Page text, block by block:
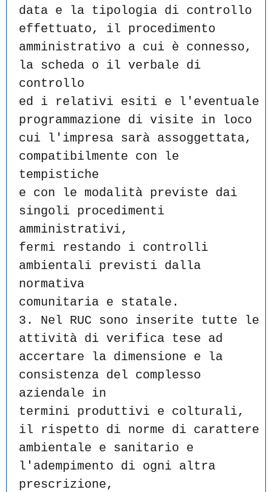
data e la tipologia di controllo
effettuato, il procedimento
amministrativo a cui è connesso,
la scheda o il verbale di
controllo
ed i relativi esiti e l'eventuale
programmazione di visite in loco
cui l'impresa sarà assoggettata,
compatibilmente con le
tempistiche
e con le modalità previste dai
singoli procedimenti
amministrativi,
fermi restando i controlli
ambientali previsti dalla
normativa
comunitaria e statale.
3. Nel RUC sono inserite tutte le
attività di verifica tese ad
accertare la dimensione e la
consistenza del complesso
aziendale in
termini produttivi e colturali,
il rispetto di norme di carattere
ambientale e sanitario e
l'adempimento di ogni altra
prescrizione,